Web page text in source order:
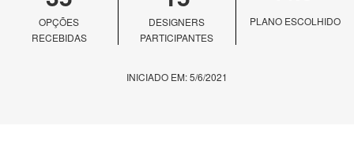
OPÇÕES
RECEBIDAS
DESIGNERS
PARTICIPANTES
PLANO ESCOLHIDO
INICIADO EM: 5/6/2021